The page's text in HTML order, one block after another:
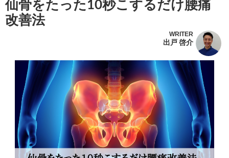
仙骨をたった10秒こするだけ腰痛
改善法
WRITER
出戸 啓介